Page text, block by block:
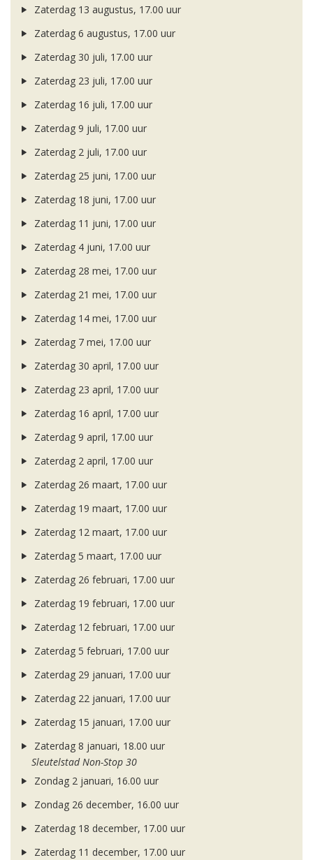
Zaterdag 13 augustus, 17.00 uur
Zaterdag 6 augustus, 17.00 uur
Zaterdag 30 juli, 17.00 uur
Zaterdag 23 juli, 17.00 uur
Zaterdag 16 juli, 17.00 uur
Zaterdag 9 juli, 17.00 uur
Zaterdag 2 juli, 17.00 uur
Zaterdag 25 juni, 17.00 uur
Zaterdag 18 juni, 17.00 uur
Zaterdag 11 juni, 17.00 uur
Zaterdag 4 juni, 17.00 uur
Zaterdag 28 mei, 17.00 uur
Zaterdag 21 mei, 17.00 uur
Zaterdag 14 mei, 17.00 uur
Zaterdag 7 mei, 17.00 uur
Zaterdag 30 april, 17.00 uur
Zaterdag 23 april, 17.00 uur
Zaterdag 16 april, 17.00 uur
Zaterdag 9 april, 17.00 uur
Zaterdag 2 april, 17.00 uur
Zaterdag 26 maart, 17.00 uur
Zaterdag 19 maart, 17.00 uur
Zaterdag 12 maart, 17.00 uur
Zaterdag 5 maart, 17.00 uur
Zaterdag 26 februari, 17.00 uur
Zaterdag 19 februari, 17.00 uur
Zaterdag 12 februari, 17.00 uur
Zaterdag 5 februari, 17.00 uur
Zaterdag 29 januari, 17.00 uur
Zaterdag 22 januari, 17.00 uur
Zaterdag 15 januari, 17.00 uur
Zaterdag 8 januari, 18.00 uur
Sleutelstad Non-Stop 30
Zondag 2 januari, 16.00 uur
Zondag 26 december, 16.00 uur
Zaterdag 18 december, 17.00 uur
Zaterdag 11 december, 17.00 uur